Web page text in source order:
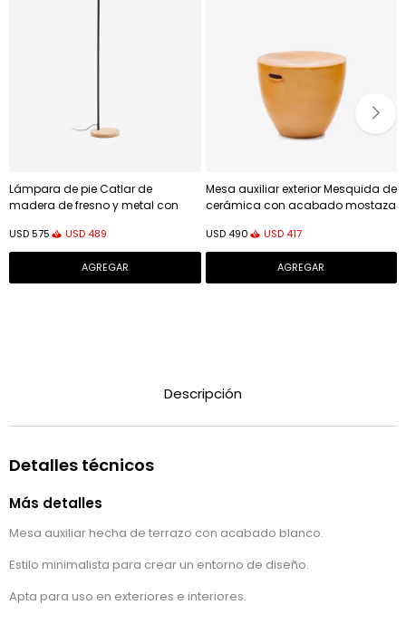
Lámpara de pie Catlar de
madera de fresno y metal con
USD575 USD 489
Mesa auxiliar exterior Mesquida de
cerámica con acabado mostaza
USD 490 USD 417
Descripción
Detalles técnicos
Más detalles
Mesa auxiliar hecha de terrazo con acabado blanco.
Estilo minimalista para crear un entorno de diseño.
Apta para uso en exteriores e interiores.